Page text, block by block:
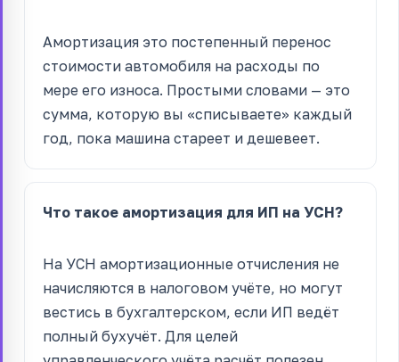
Амортизация это постепенный перенос
стоимости автомобиля на расходы по
мере его износа. Простыми словами — это
сумма, которую вы «списываете» каждый
год, пока машина стареет и дешевеет.
Что такое амортизация для ИП на УСН?
На УСН амортизационные отчисления не
начисляются в налоговом учёте, но могут
вестись в бухгалтерском, если ИП ведёт
полный бухучёт. Для целей